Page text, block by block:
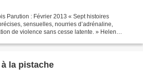
Parution : Février 2013 « Sept histoires
sensuelles, nourries d’adrénaline,
de violence sans cesse latente. » Helen
la pistache